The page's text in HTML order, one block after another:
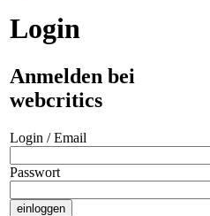
Login
Anmelden bei
webcritics
Login / Email
Passwort